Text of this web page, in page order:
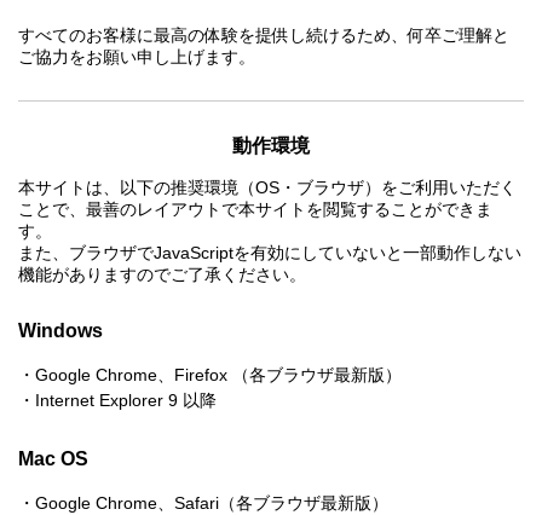
すべてのお客様に最高の体験を提供し続けるため、何卒ご理解と
ご協力をお願い申し上げます。
動作環境
本サイトは、以下の推奨環境（OS・ブラウザ）をご利用いただく
ことで、最善のレイアウトで本サイトを閲覧することができま
す。
また、ブラウザでJavaScriptを有効にしていないと一部動作しない
機能がありますのでご了承ください。
Windows
Google Chrome、Firefox （各ブラウザ最新版）
Internet Explorer 9 以降
Mac OS
Google Chrome、Safari（各ブラウザ最新版）